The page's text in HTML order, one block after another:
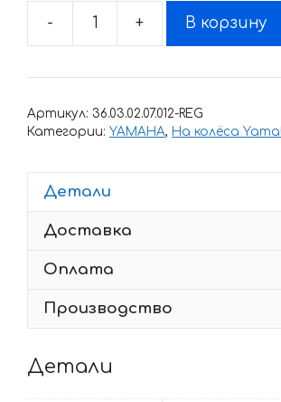
-
Количество
Комплект
с
мотоцикла
+ В корзину
Артикул: 36.03.02.07.012-REG
Категории: YAMAHA, На колёса
Детали
Доставка
Оплата
Производство
Детали